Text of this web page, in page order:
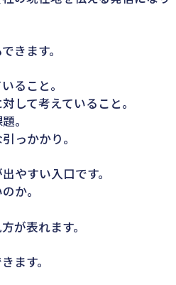
きます。
ること。
して考えていること。
。
っかかり。
やすい入口です。
か。
が表れます。
ます。